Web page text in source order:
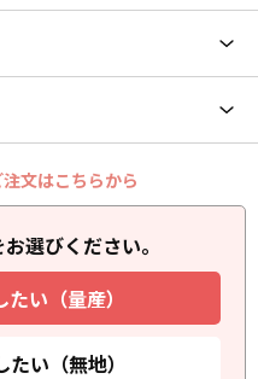
文はこちらから
選びください。
い（量産）
い（無地）